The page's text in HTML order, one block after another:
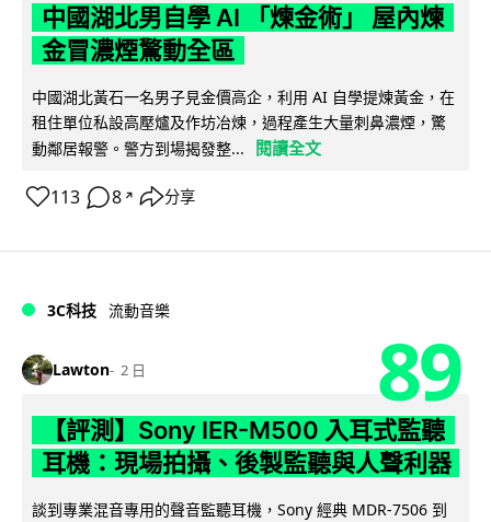
中國湖北男自學 AI 「煉金術」 屋內煉
金冒濃煙驚動全區
中國湖北黃石一名男子見金價高企，利用 AI 自學提煉黃金，在
租住單位私設高壓爐及作坊冶煉，過程產生大量刺鼻濃煙，驚
動鄰居報警。警方到場揭發整...
閱讀全文
113 8 ↗ 分享
3C科技 流動音樂
Lawton 2 日 89
【評測】Sony IER-M500 入耳式監聽
耳機：現場拍攝、後製監聽與人聲利器
談到專業混音專用的聲音監聽耳機，Sony 經典 MDR-7506 到